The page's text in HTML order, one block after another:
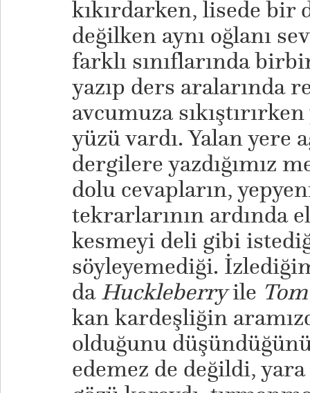
kıkırdarken, lisede bir
değilken aynı oğlanı
farklı sınıflarında
yazıp ders aralarında
avcumuza
yüzü vardı. Yalan yere
dergilere yazdığımız
dolu cevapların,
tekrarlarının ardında
kesmeyi deli gibi
söyleyemediği.
daHuckleberryile
kan kardeşliğin
olduğunu
edemez de değildi,